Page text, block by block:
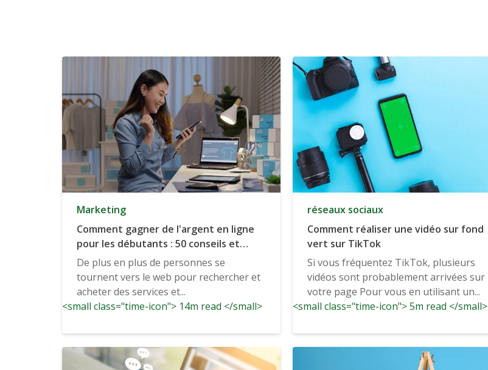
Marketing
Comment gagner de l'argent en ligne
pour les débutants : 50 conseils et
bonnes pratiques pour lancez-vous
De plus en plus de personnes se
tournent vers le web pour rechercher et
acheter des services et...
<small class="time-icon"> 14m read </small>
réseaux sociaux
Comment réaliser une vidéo sur fond
vert sur TikTok
Si vous fréquentez TikTok, plusieurs
vidéos sont probablement arrivées sur
votre page Pour vous en utilisant un...
<small class="time-icon"> 5m read </small>